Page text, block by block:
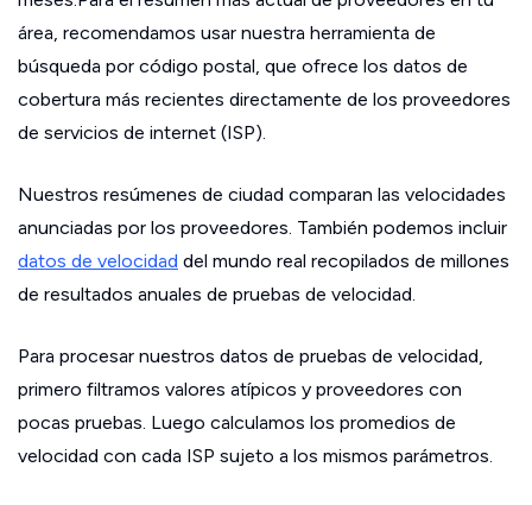
área, recomendamos usar nuestra herramienta de
búsqueda por código postal, que ofrece los datos de
cobertura más recientes directamente de los proveedores
de servicios de internet (ISP).
Nuestros resúmenes de ciudad comparan las velocidades
anunciadas por los proveedores. También podemos incluir
datos de velocidad del mundo real recopilados de millones
de resultados anuales de pruebas de velocidad.
Para procesar nuestros datos de pruebas de velocidad,
primero filtramos valores atípicos y proveedores con
pocas pruebas. Luego calculamos los promedios de
velocidad con cada ISP sujeto a los mismos parámetros.